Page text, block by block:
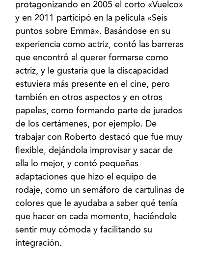
protagonizando en 2005 el corto «Vuelco»
y en 2011 participó en la película «Seis
puntos sobre Emma». Basándose en su
experiencia como actriz, contó las barreras
que encontró al querer formarse como
actriz, y le gustaría que la discapacidad
estuviera más presente en el cine, pero
también en otros aspectos y en otros
papeles, como formando parte de jurados
de los certámenes, por ejemplo. De
trabajar con Roberto destacó que fue muy
flexible, dejándola improvisar y sacar de
ella lo mejor, y contó pequeñas
adaptaciones que hizo el equipo de
rodaje, como un semáforo de cartulinas de
colores que le ayudaba a saber qué tenía
que hacer en cada momento, haciéndole
sentir muy cómoda y facilitando su
integración.